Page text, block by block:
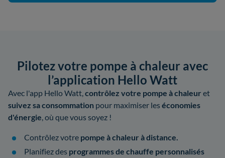
Pilotez votre pompe à chaleur avec
l’application Hello Watt
Avec l'app Hello Watt,contrôlez votre pompe à chaleur et
suivez sa consommation pour maximiser les économies
d'énergie, où que vous soyez !
Contrôlez votre pompe à chaleur à distance.
Planifiez des programmes de chauffe personnalisés